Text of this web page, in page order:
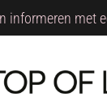
informeren met